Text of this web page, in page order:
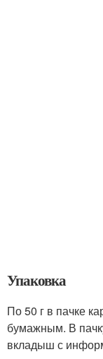
Упаковка
По 50 г в пачке
бумажным. В
вкладыш с